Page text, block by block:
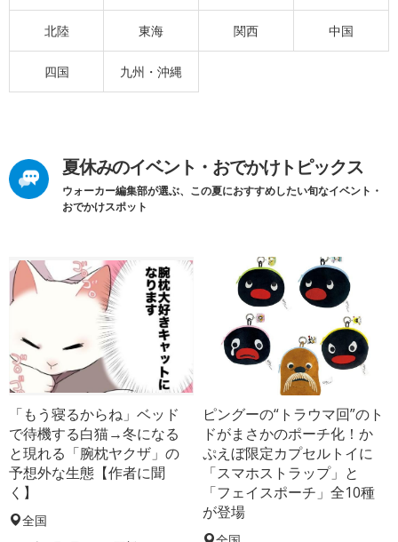
北陸 東海 関西 中国
四国 九州・沖縄
夏休みのイベント・おでかけトピックス
ウォーカー編集部が選ぶ、この夏におすすめしたい旬なイベント・
おでかけスポット
「もう寝るからね」ベッド
で待機する白猫→冬になる
と現れる「腕枕ヤクザ」の
予想外な生態【作者に聞
く】
全国
ピングーの“トラウマ回”のト
ドがまさかのポーチ化！か
ぷえぼ限定カプセルトイに
「スマホストラップ」と
「フェイスポーチ」全10種
が登場